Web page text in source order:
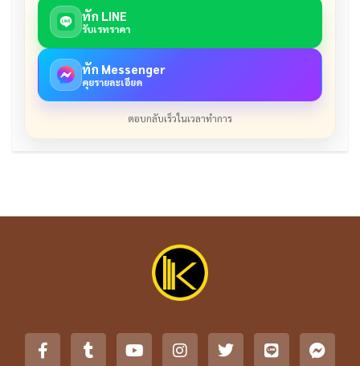
ทัก LINE
รับเรทราคา
ทัก Messenger
คุยรายละเอียด
ตอบกลับเร็วในเวลาทำการ